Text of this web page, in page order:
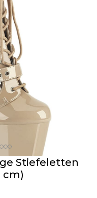
Stiefeletten
cm)